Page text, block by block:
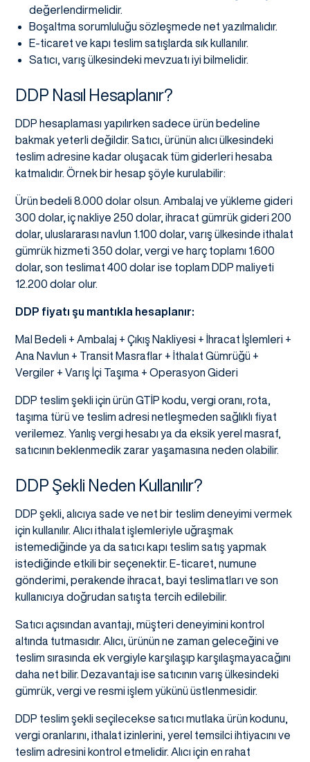
değerlendirmelidir.
Boşaltma sorumluluğu sözleşmede net yazılmalıdır.
E-ticaret ve kapı teslim satışlarda sık kullanılır.
Satıcı, varış ülkesindeki mevzuatı iyi bilmelidir.
DDP Nasıl Hesaplanır?
DDP hesaplaması yapılırken sadece ürün bedeline
bakmak yeterli değildir. Satıcı, ürünün alıcı ülkesindeki
teslim adresine kadar oluşacak tüm giderleri hesaba
katmalıdır. Örnek bir hesap şöyle kurulabilir:
Ürün bedeli 8.000 dolar olsun. Ambalaj ve yükleme gideri
300 dolar, iç nakliye 250 dolar, ihracat gümrük gideri 200
dolar, uluslararası navlun 1.100 dolar, varış ülkesinde ithalat
gümrük hizmeti 350 dolar, vergi ve harç toplamı 1.600
dolar, son teslimat 400 dolar ise toplam DDP maliyeti
12.200 dolar olur.
DDP fiyatı şu mantıkla hesaplanır:
Mal Bedeli + Ambalaj + Çıkış Nakliyesi + İhracat İşlemleri +
Ana Navlun + Transit Masraflar + İthalat Gümrüğü +
Vergiler + Varış İçi Taşıma + Operasyon Gideri
DDP teslim şekli için ürün GTİP kodu, vergi oranı, rota,
taşıma türü ve teslim adresi netleşmeden sağlıklı fiyat
verilemez. Yanlış vergi hesabı ya da eksik yerel masraf,
satıcının beklenmedik zarar yaşamasına neden olabilir.
DDP Şekli Neden Kullanılır?
DDP şekli, alıcıya sade ve net bir teslim deneyimi vermek
için kullanılır. Alıcı ithalat işlemleriyle uğraşmak
istemediğinde ya da satıcı kapı teslim satış yapmak
istediğinde etkili bir seçenektir. E-ticaret, numune
gönderimi, perakende ihracat, bayi teslimatları ve son
kullanıcıya doğrudan satışta tercih edilebilir.
Satıcı açısından avantajı, müşteri deneyimini kontrol
altında tutmasıdır. Alıcı, ürünün ne zaman geleceğini ve
teslim sırasında ek vergiyle karşılaşıp karşılaşmayacağını
daha net bilir. Dezavantajı ise satıcının varış ülkesindeki
gümrük, vergi ve resmi işlem yükünü üstlenmesidir.
DDP teslim şekli seçilecekse satıcı mutlaka ürün kodunu,
vergi oranlarını, ithalat izinlerini, yerel temsilci ihtiyacını ve
teslim adresini kontrol etmelidir. Alıcı için en rahat